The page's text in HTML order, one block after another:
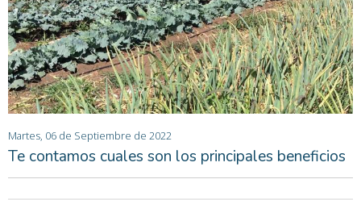
Martes, 06 de Septiembre de 2022
Te contamos cuales son los principales beneficios